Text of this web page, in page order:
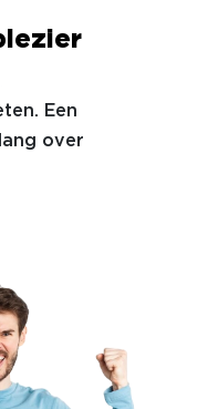
Een
over